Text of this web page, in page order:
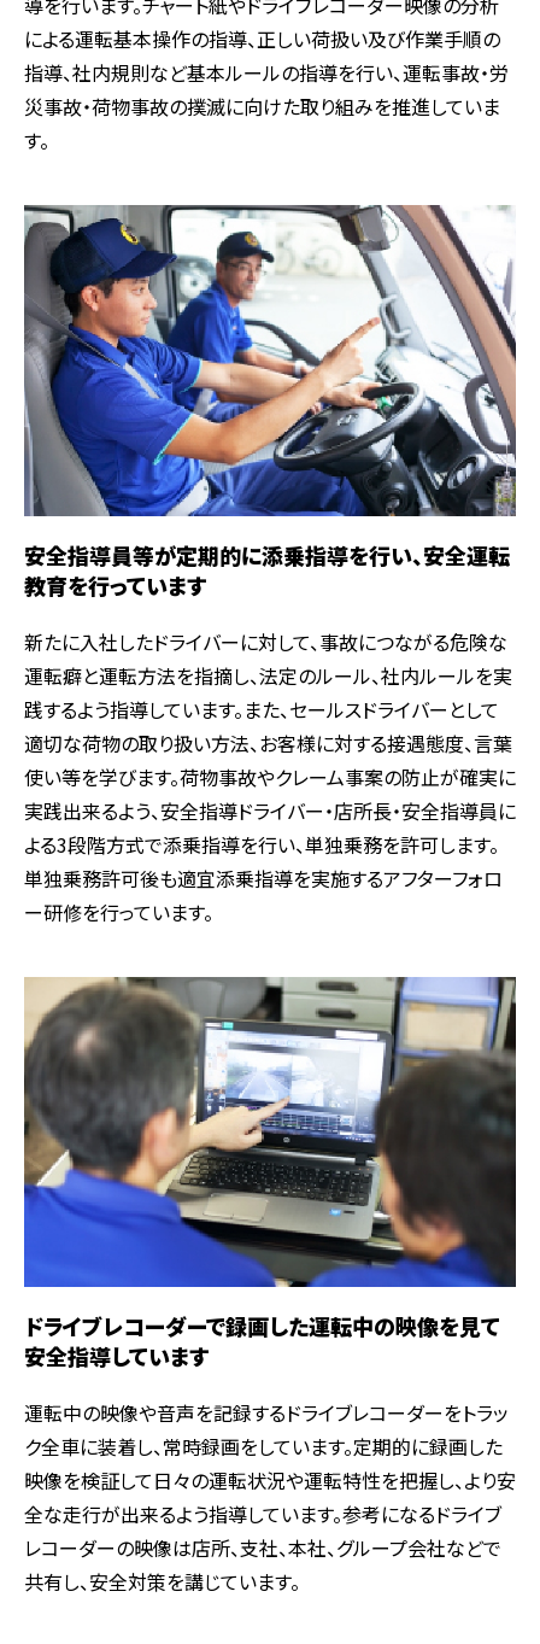
による運転基本操作の指導、正しい荷扱い及び作業手順の
指導、社内規則など基本ルールの指導を行い、運転事故・労
災事故・荷物事故の撲滅に向けた取り組みを推進していま
す。
安全指導員等が定期的に添乗指導を行い、安全運転
教育を行っています
新たに入社したドライバーに対して、事故につながる危険な
運転癖と運転方法を指摘し、法定のルール、社内ルールを実
践するよう指導しています。また、セールスドライバーとして
適切な荷物の取り扱い方法、お客様に対する接遇態度、言葉
使い等を学びます。荷物事故やクレーム事案の防止が確実に
実践出来るよう、安全指導ドライバー・店所長・安全指導員に
よる3段階方式で添乗指導を行い、単独乗務を許可します。
単独乗務許可後も適宜添乗指導を実施するアフターフォロ
ー研修を行っています。
ドライブレコーダーで録画した運転中の映像を見て
安全指導しています
運転中の映像や音声を記録するドライブレコーダーをトラッ
ク全車に装着し、常時録画をしています。定期的に録画した
映像を検証して日々の運転状況や運転特性を把握し、より安
全な走行が出来るよう指導しています。参考になるドライブ
レコーダーの映像は店所、支社、本社、グループ会社などで
共有し、安全対策を講じています。